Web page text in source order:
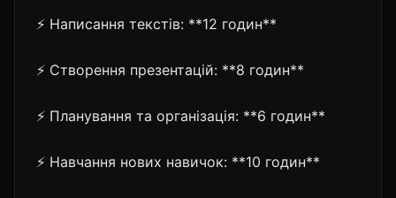
⚡ Написання текстів: **12 годин**
⚡ Створення презентацій: **8 годин**
⚡ Планування та організація: **6 годин**
⚡ Навчання нових навичок: **10 годин**